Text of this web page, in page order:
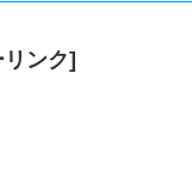
ンク]